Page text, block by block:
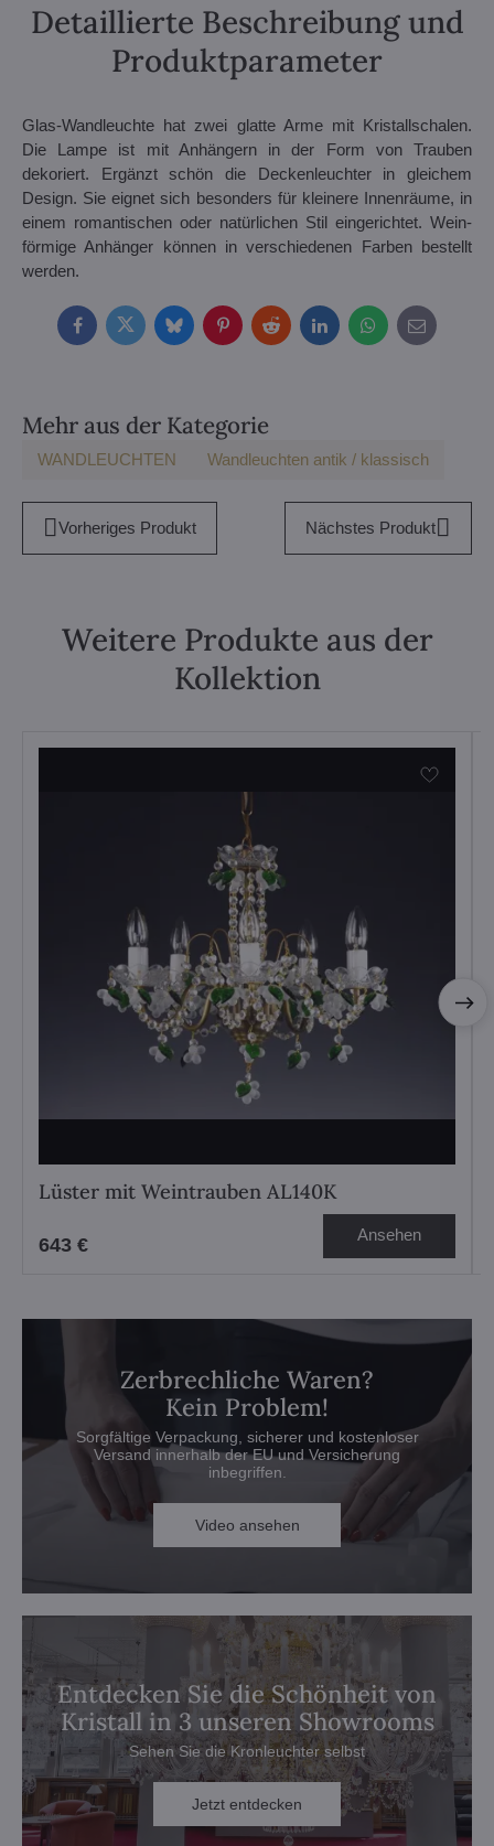
Detaillierte Beschreibung und
Produktparameter
Glas-Wandleuchte hat zwei glatte Arme mit Kristallschalen.
Die Lampe ist mit Anhängern in der Form von Trauben
dekoriert. Ergänzt schön die Deckenleuchter in gleichem
Design. Sie eignet sich besonders für kleinere Innenräume, in
einem romantischen oder natürlichen Stil eingerichtet. Wein-
förmige Anhänger können in verschiedenen Farben bestellt
werden.
FacebookTwitterBlueskyPinterestRedditLinkedInWhatsApp
E-
mail
Mehr aus der Kategorie
WANDLEUCHTEN Wandleuchten antik / klassisch
Vorheriges Produkt Nächstes Produkt
Weitere Produkte aus der
Kollektion
Lüster mit Weintrauben AL140K
643 € Ansehen
Zerbrechliche Waren?
Kein Problem!
Sorgfältige Verpackung, sicherer und kostenloser
Versand innerhalb der EU und Versicherung
inbegriffen.
Video ansehen
Entdecken Sie die Schönheit von
Kristall in 3 unseren Showrooms
Sehen Sie die Kronleuchter selbst
Jetzt entdecken